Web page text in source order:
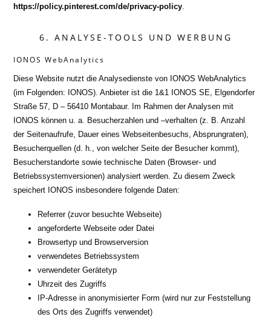
https://policy.pinterest.com/de/privacy-policy
6. ANALYSE-TOOLS UND WERBUNG
IONOS WebAnalytics
Diese Website nutzt die Analysedienste von IONOS WebAnalytics
(im Folgenden: IONOS). Anbieter ist die 1&1 IONOS SE, Elgendorfer
Straße 57, D – 56410 Montabaur. Im Rahmen der Analysen mit
IONOS können u. a. Besucherzahlen und –verhalten (z. B. Anzahl
der Seitenaufrufe, Dauer eines Webseitenbesuchs, Absprungraten),
Besucherquellen (d. h., von welcher Seite der Besucher kommt),
Besucherstandorte sowie technische Daten (Browser- und
Betriebssystemversionen) analysiert werden. Zu diesem Zweck
speichert IONOS insbesondere folgende Daten:
Referrer (zuvor besuchte Webseite)
angeforderte Webseite oder Datei
Browsertyp und Browserversion
verwendetes Betriebssystem
verwendeter Gerätetyp
Uhrzeit des Zugriffs
IP-Adresse in anonymisierter Form (wird nur zur Feststellung
des Orts des Zugriffs verwendet)